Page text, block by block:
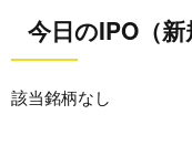
今日のIPO（
該当銘柄なし